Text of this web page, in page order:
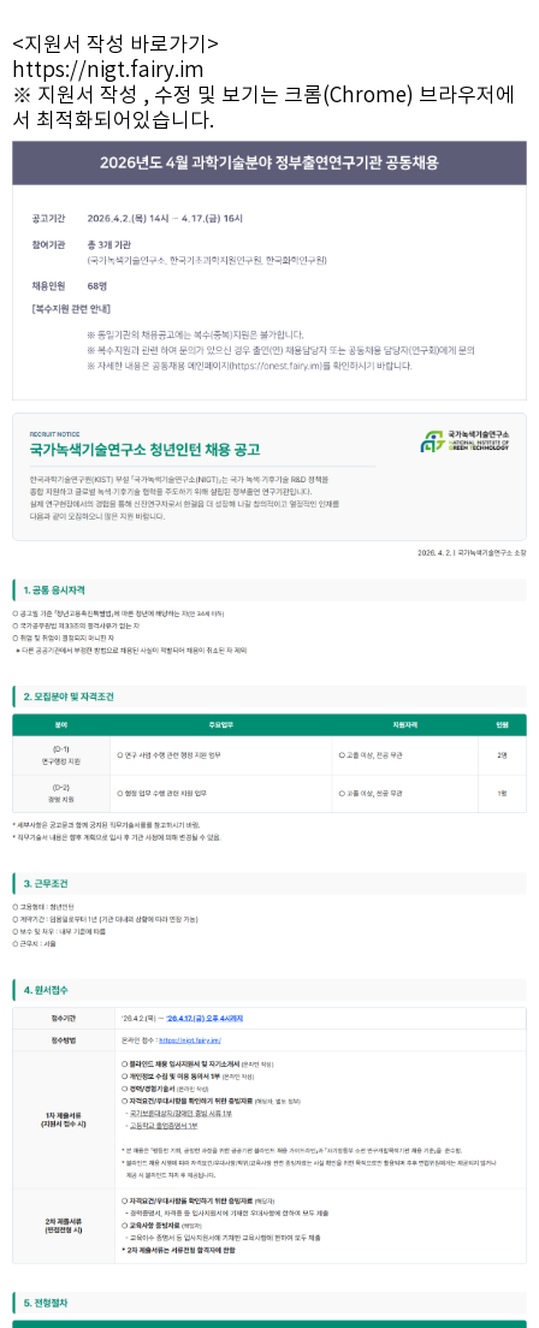
<지원서 작성 바로가기>
https://nigt.fairy.im
※ 지원서 작성 , 수정 및 보기는 크롬(Chrome) 브라우저에
서 최적화되어있습니다.